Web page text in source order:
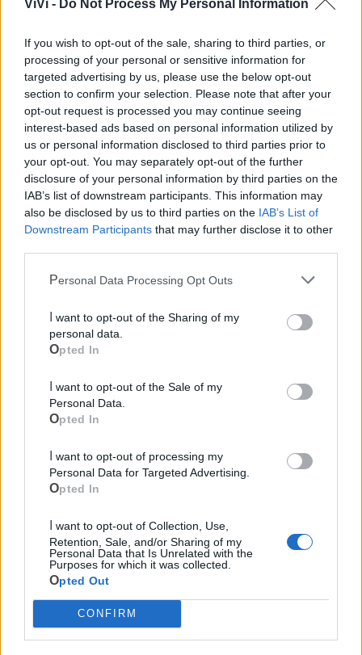
ViVi - Do Not Process My Personal Information
If you wish to opt-out of the sale, sharing to third parties, or
processing of your personal or sensitive information for
targeted advertising by us, please use the below opt-out
section to confirm your selection. Please note that after your
opt-out request is processed you may continue seeing
interest-based ads based on personal information utilized by
us or personal information disclosed to third parties prior to
your opt-out. You may separately opt-out of the further
disclosure of your personal information by third parties on the
IAB’s list of downstream participants. This information may
also be disclosed by us to third parties on the IAB’s List of
Downstream Participants that may further disclose it to other
Personal Data Processing Opt Outs
personal data.
Opted In
Personal Data.
Opted In
Personal Data for Targeted Advertising.
Opted In
Retention, Sale, and/or Sharing of my
Personal Data that Is Unrelated with the
Purposes for which it was collected.
Opted Out
CONFIRM
Cimitero
Ufficio Postale
Guardia Medica
Canile
Polizia Locale